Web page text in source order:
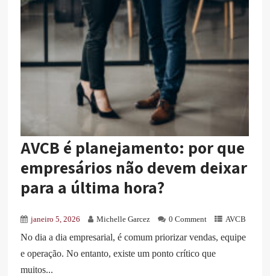
AVCB é planejamento: por que
empresários não devem deixar
para a última hora?
janeiro 5, 2026 Michelle Garcez 0 Comment AVCB
No dia a dia empresarial, é comum priorizar vendas, equipe
e operação. No entanto, existe um ponto crítico que
muitos...